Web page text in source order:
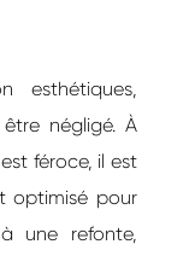
esthétiques,
négligé. À
féroce, il est
optimisé pour
une refonte,